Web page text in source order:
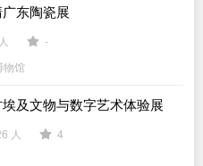
东陶瓷展
-
物馆
及文物与数字艺术体验展
人
4